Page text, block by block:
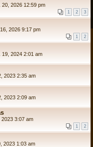
20, 2026 12:59 pm
1 2 3
2026 9:17 pm
1 2
19, 2024 2:01 am
2023 2:35 am
2023 2:09 am
2023 3:07 am
1 2
2023 1:03 am